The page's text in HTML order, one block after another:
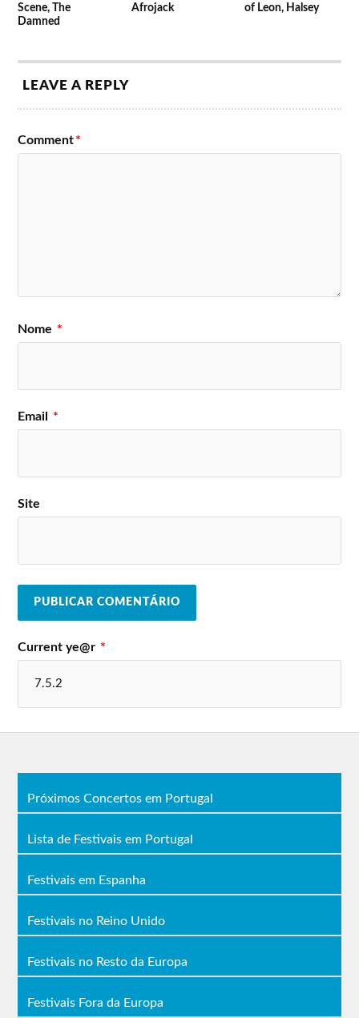
Scene, The
Damned
Afrojack
of Leon, Halsey
LEAVE A REPLY
Comment*
Nome *
Email *
Site
Current ye@r *
Próximos Concertos em Portugal
Lista de Festivais em Portugal
Festivais em Espanha
Festivais no Reino Unido
Festivais no Resto da Europa
Festivais Fora da Europa